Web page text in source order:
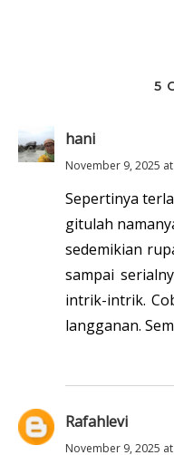
5
hani
November 9, 2025 at
Sepertinya
gitulah
sedemikian
sampai
intrik-intrik.
langganan.
Rafahlevi
November 9, 2025 at